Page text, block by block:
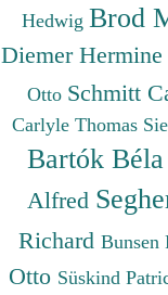
Hedwig Brod
Diemer
Otto Schmitt
Carlyle Thomas
Bartók Béla
Alfred
Richard Bunsen
Otto Süskind